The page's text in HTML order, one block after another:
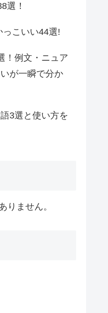
選！
こいい44選!
！例文・ニュア
が一瞬で分か
3選と使い方を
りません。